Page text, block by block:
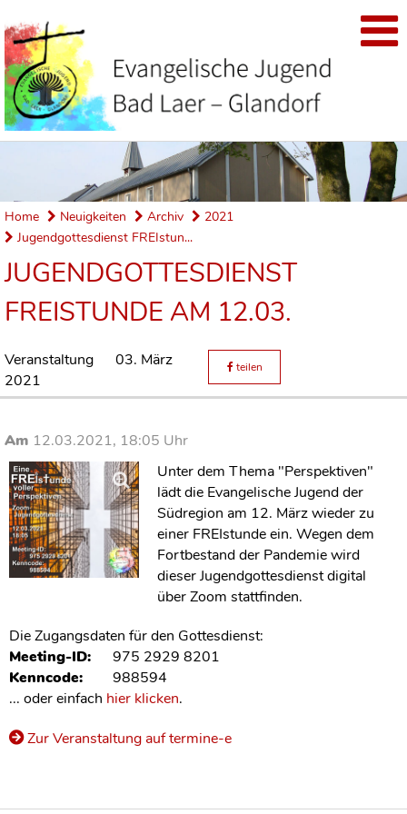
Home Neuigkeiten Archiv
2021
Jugendgottesdienst FREIstun...
JUGENDGOTTESDIENST
FREISTUNDE AM 12.03.
Veranstaltung
03. März
2021
teilen
Am 12.03.2021, 18:05 Uhr
Unter dem Thema "Perspektiven"
lädt die Evangelische Jugend der
Südregion am 12. März wieder zu
einer FREIstunde ein. Wegen dem
Fortbestand der Pandemie wird
dieser Jugendgottesdienst digital
über Zoom stattfinden.
Die Zugangsdaten für den Gottesdienst:
Meeting-ID:
975 2929 8201
Kenncode:
988594
... oder einfach hier klicken.
Zur Veranstaltung auf termine-e